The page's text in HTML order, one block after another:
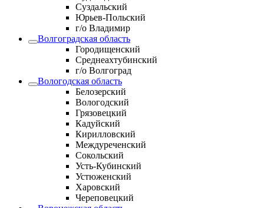
Суздальский
Юрьев-Польский
г/о Владимир
Волгоградская область
Городищенский
Среднеахтубинский
г/о Волгоград
Вологодская область
Белозерский
Вологодский
Грязовецкий
Кадуйский
Кирилловский
Междуреченский
Сокольский
Усть-Кубинский
Устюженский
Харовский
Череповецкий